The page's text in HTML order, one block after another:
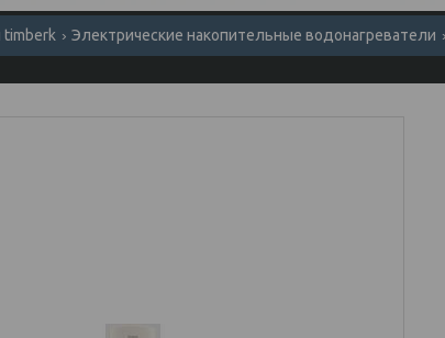
timberk Электрические накопительные водонагреватели